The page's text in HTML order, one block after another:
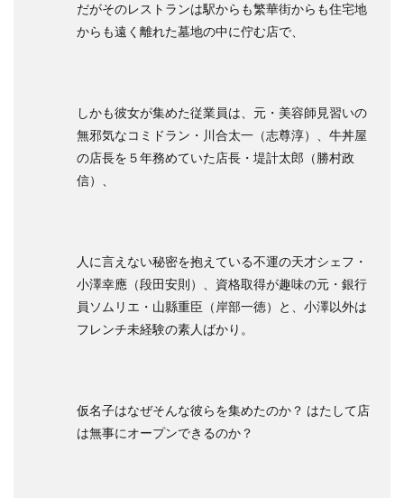
だがそのレストランは駅からも繁華街からも住宅地
からも遠く離れた墓地の中に佇む店で、
しかも彼女が集めた従業員は、元・美容師見習いの
無邪気なコミドラン・川合太一（志尊淳）、牛丼屋
の店長を５年務めていた店長・堤計太郎（勝村政
信）、
人に言えない秘密を抱えている不運の天才シェフ・
小澤幸應（段田安則）、資格取得が趣味の元・銀行
員ソムリエ・山縣重臣（岸部一徳）と、小澤以外は
フレンチ未経験の素人ばかり。
仮名子はなぜそんな彼らを集めたのか？ はたして店
は無事にオープンできるのか？